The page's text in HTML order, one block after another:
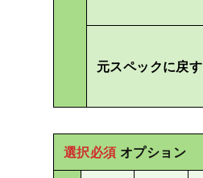
元スペックに戻す
選択必須 オプション